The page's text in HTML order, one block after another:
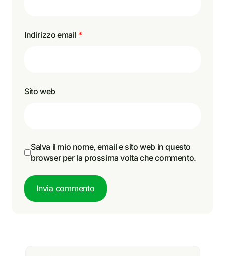
Indirizzo email *
Sito web
Salva il mio nome, email e sito web in questo
browser per la prossima volta che commento.
Invia commento